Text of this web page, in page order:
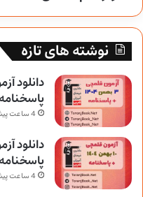
نوشته های تازه
4 ساعت پیش
4 ساعت پیش